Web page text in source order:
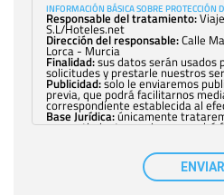
INFORMACIÓN BÁSICA SOBRE PROTECCIÓN
Responsable del tratamiento:
S.L/Hoteles.net
Dirección del responsable:Calle
Lorca - Murcia
Finalidad:sus datos serán usados
solicitudes y prestarle nuestros
Publicidad:solo le enviaremos
previa, que podrá facilitarnos
correspondiente establecida al
Base Jurídica:únicamente
consentimiento previo, que podrá
con carácter
nuestra entidad que esté
tener conocimiento de la
comunicarán datos a terceros.
ENVIAR